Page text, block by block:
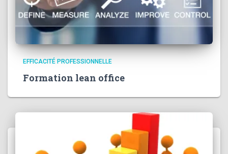
EFFICACITÉ PROFESSIONNELLE
Formation lean office